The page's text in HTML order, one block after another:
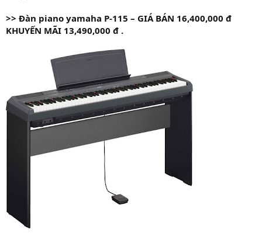
>> Đàn piano yamaha P-115 – GIÁ BÁN 16,400,000 đ
KHUYẾN MÃI 13,490,000 đ .